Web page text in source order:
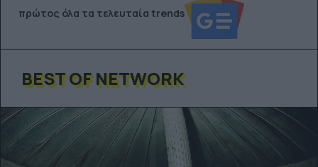
πρώτος όλα τα τελευταία trends
BEST OF NETWORK